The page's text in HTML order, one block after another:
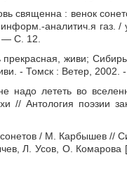
священна : венок
аналитич.я газ. /
С. 12.
живи;
- Томск : Ветер, 2002.
надо лететь во
// Антология поэзии
/ М. Карбышев //
Л. Усов, О.